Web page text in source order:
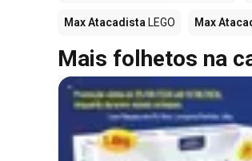
Max Atacadista LEGO Max
Mais folhetos na